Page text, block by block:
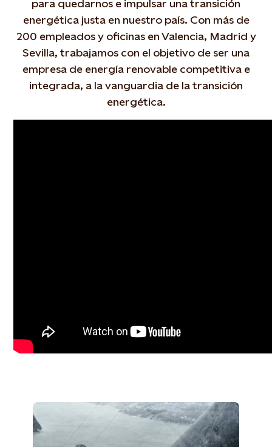
para quedarnos e impulsar una transición
energética justa en nuestro país. Con más de
200 empleados y oficinas en Valencia, Madrid y
Sevilla, trabajamos con el objetivo de ser una
empresa de energía renovable competitiva e
integrada, a la vanguardia de la transición
energética.